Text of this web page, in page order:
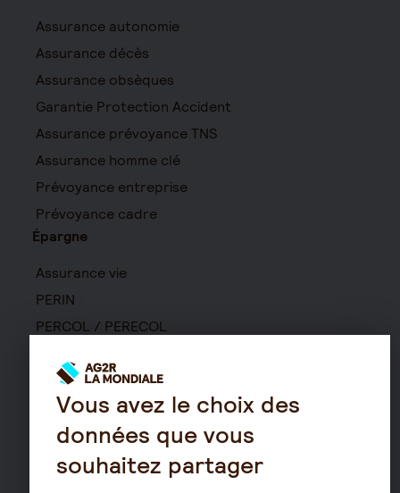
Assurance autonomie
Assurance décès
Assurance obsèques
Garantie Protection Accident
Assurance prévoyance TNS
Assurance homme clé
Prévoyance entreprise
Prévoyance cadre
Épargne
Assurance vie
PERIN
PERCOL / PERECOL
PEE
Contrat de capitalisation
Rente viagère
Vous avez le choix des
données que vous
souhaitez partager